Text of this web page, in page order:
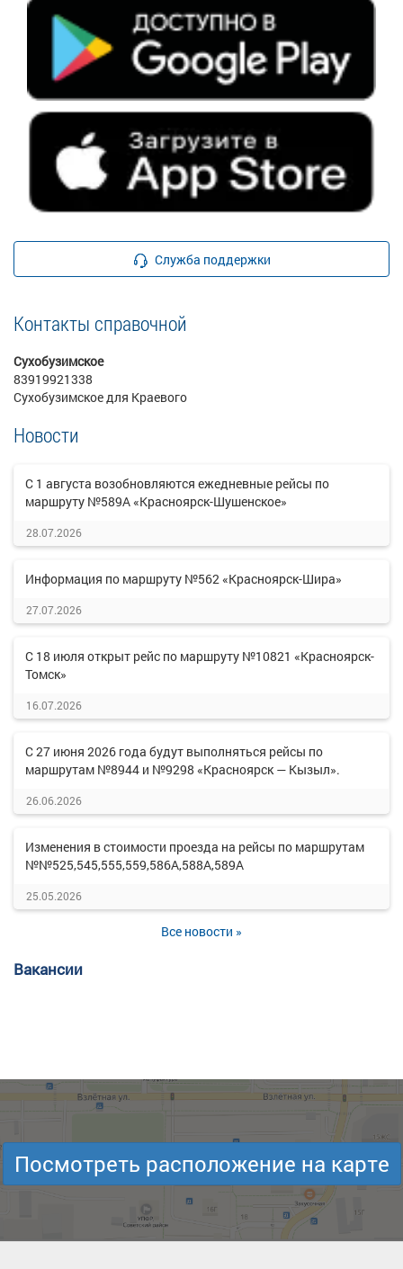
Служба поддержки
Контакты справочной
Сухобузимское
83919921338
Сухобузимское для Краевого
Новости
С 1 августа возобновляются ежедневные рейсы по
маршруту №589А «Красноярск-Шушенское»
28.07.2026
Информация по маршруту №562 «Красноярск-Шира»
27.07.2026
С 18 июля открыт рейс по маршруту №10821 «Красноярск-
Томск»
16.07.2026
С 27 июня 2026 года будут выполняться рейсы по
маршрутам №8944 и №9298 «Красноярск — Кызыл».
26.06.2026
Изменения в стоимости проезда на рейсы по маршрутам
№№525,545,555,559,586А,588А,589А
25.05.2026
Все новости »
Вакансии
Посмотреть расположение на карте